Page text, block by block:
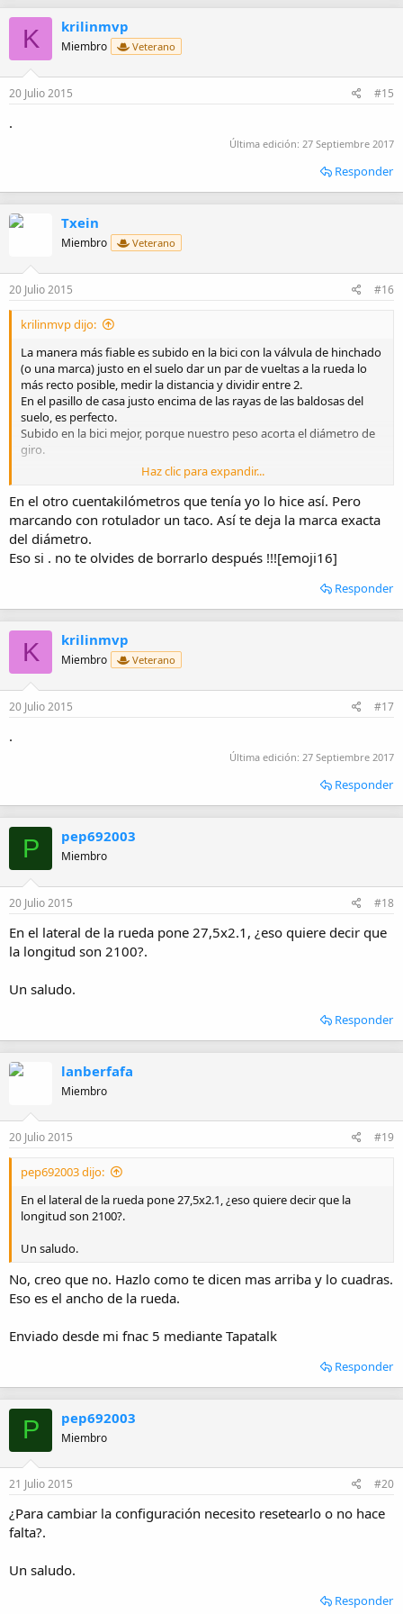
K krilinmvp
Miembro Veterano
20 Julio 2015 #15
.
Última edición: 27 Septiembre 2017
Responder
Txein
Miembro Veterano
20 Julio 2015 #16
krilinmvp dijo:
La manera más fiable es subido en la bici con la válvula de hinchado
(o una marca) justo en el suelo dar un par de vueltas a la rueda lo
más recto posible, medir la distancia y dividir entre 2.
En el pasillo de casa justo encima de las rayas de las baldosas del
suelo, es perfecto.
Subido en la bici mejor, porque nuestro peso acorta el diámetro de
giro.
Enviat des del meu SM-G900F usant Tapatalk
Haz clic para expandir...
En el otro cuentakilómetros que tenía yo lo hice así. Pero
marcando con rotulador un taco. Así te deja la marca exacta
del diámetro.
Eso si . no te olvides de borrarlo después !!![emoji16]
Responder
K krilinmvp
Miembro Veterano
20 Julio 2015 #17
.
Última edición: 27 Septiembre 2017
Responder
P pep692003
Miembro
20 Julio 2015 #18
En el lateral de la rueda pone 27,5x2.1, ¿eso quiere decir que
la longitud son 2100?.
Un saludo.
Responder
lanberfafa
Miembro
20 Julio 2015 #19
pep692003 dijo:
En el lateral de la rueda pone 27,5x2.1, ¿eso quiere decir que la
longitud son 2100?.
Un saludo.
No, creo que no. Hazlo como te dicen mas arriba y lo cuadras.
Eso es el ancho de la rueda.
Enviado desde mi fnac 5 mediante Tapatalk
Responder
P pep692003
Miembro
21 Julio 2015 #20
¿Para cambiar la configuración necesito resetearlo o no hace
falta?.
Un saludo.
Responder